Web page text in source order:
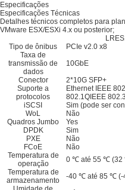
Especificações
Especificações Técnicas
Detalhes técnicos completos para
VMware ESX/ESXi 4.x ou posterior;
Tipo de ônibus
PCIe v2.0 x8
Taxa de
transmissão de
dados
10GbE
Conector
2*10G SFP+
Suporte a
protocolos
Ethernet IEEE
802.1QIEEE
iSCSI
Sim (pode ser
WoL
Não
Quadros Jumbo
Yes
DPDK
Sim
PXE
Não
FCoE
Não
Temperatura de
operação
0 ℃ até 55 ℃ (32
Temperatura de
armazenamento
-40 ℃ até 85 ℃ (-